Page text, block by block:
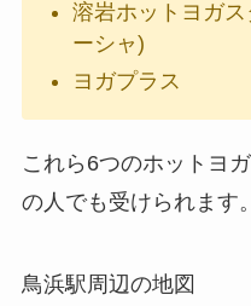
溶岩ホットヨガ
ーシャ)
ヨガプラス
これら6つのホットヨ
の人でも受けられます。
鳥浜駅周辺の地図